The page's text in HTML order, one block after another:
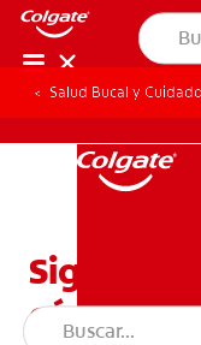
Salud Bucal y
Signos
cáncer